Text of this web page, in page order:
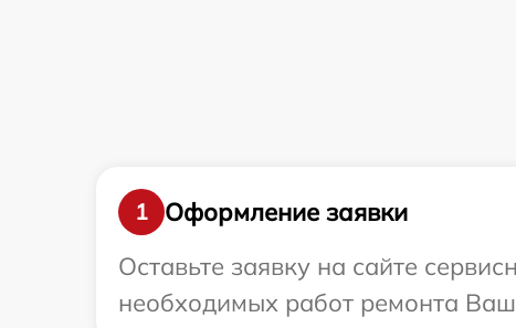
1
Оформление заявки
Оставьте заявку на сайте
необходимых работ ремонта